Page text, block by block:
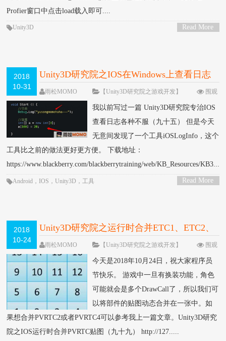
Profier窗口中点击load载入即可....
Read More
Unity3D
2018
10-31
Unity3D研究院之IOS在Windows上查看日志
就像Android的adb一样方便（一百零一）
雨松MOMO 【Unity3D研究院之游戏开发】
围观
13951次
4 条评论
我以前写过一篇 Unity3D研究院专治IOS
查看日志各种不服（九十五） 但是今天
无意间发现了一个工具iOSLogInfo，这个
工具比之前的做法更好更方便。 下载地址：
https://www.blackberry.com/blackberrytraining/web/KB_Resources/KB3....
Read More
Android ， IOS ，Unity3D ，工具
2018
10-24
Unity3D研究院之运行时合并ETC1、ETC2、
ASTC、DXT1、DXT5、PVRTC贴图（一
百）
雨松MOMO 【Unity3D研究院之游戏开发】
围观
34628次
4 条评论
今天是2018年10月24日，祝大家程序员
节快乐。 游戏中一旦有换装功能，角色
可能就会是多个DrawCall了，所以我们可
以将部件的贴图动态合并在一张中。如
果想合并PVRTC2或者PVRTC4可以参考我上一篇文章。Unity3D研究
院之IOS运行时合并PVRTC贴图（九十九） http://127.....